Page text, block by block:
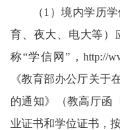
（1）境内学历
育、夜大、电大等）
称“学信网”，http://
《教育部办公厅关于
的通知》（教高厅函
业证书和学位证书，